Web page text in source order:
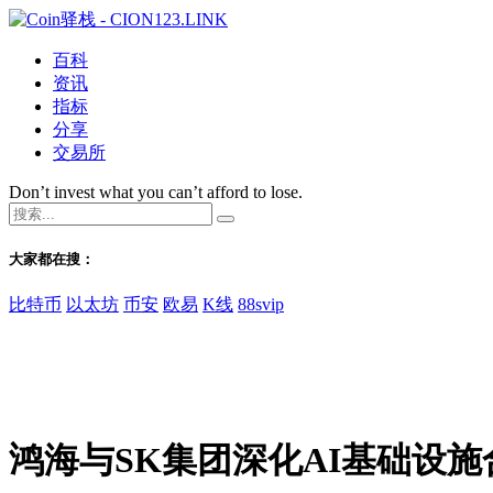
百科
资讯
指标
分享
交易所
Don’t invest what you can’t afford to lose.
大家都在搜：
比特币 以太坊 币安 欧易 K线 88svip
鸿海与SK集团深化AI基础设施